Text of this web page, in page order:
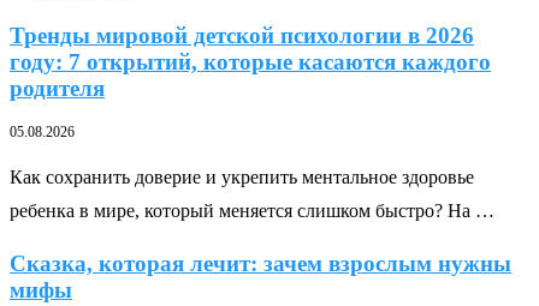
Тренды мировой детской психологии в 2026
году: 7 открытий, которые касаются каждого
родителя
05.08.2026
Как сохранить доверие и укрепить ментальное здоровье
ребенка в мире, который меняется слишком быстро? На …
Сказка, которая лечит: зачем взрослым нужны
мифы